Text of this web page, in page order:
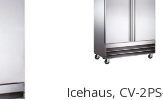
Icehaus, CV-